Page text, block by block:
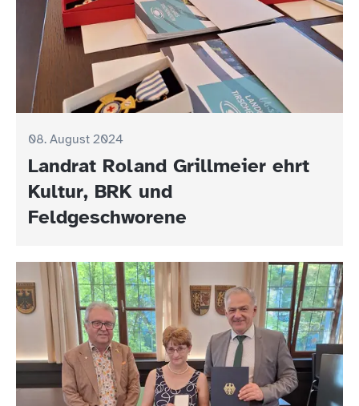
08. August 2024
Landrat Roland Grillmeier ehrt
Kultur, BRK und
Feldgeschworene